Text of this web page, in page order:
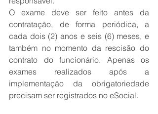
O exame deve ser feito antes da
contratação, de forma periódica, a
cada dois (2) anos e seis (6) meses, e
também no momento da rescisão do
contrato do funcionário. Apenas os
exames realizados após a
implementação da obrigatoriedade
precisam ser registrados no eSocial.